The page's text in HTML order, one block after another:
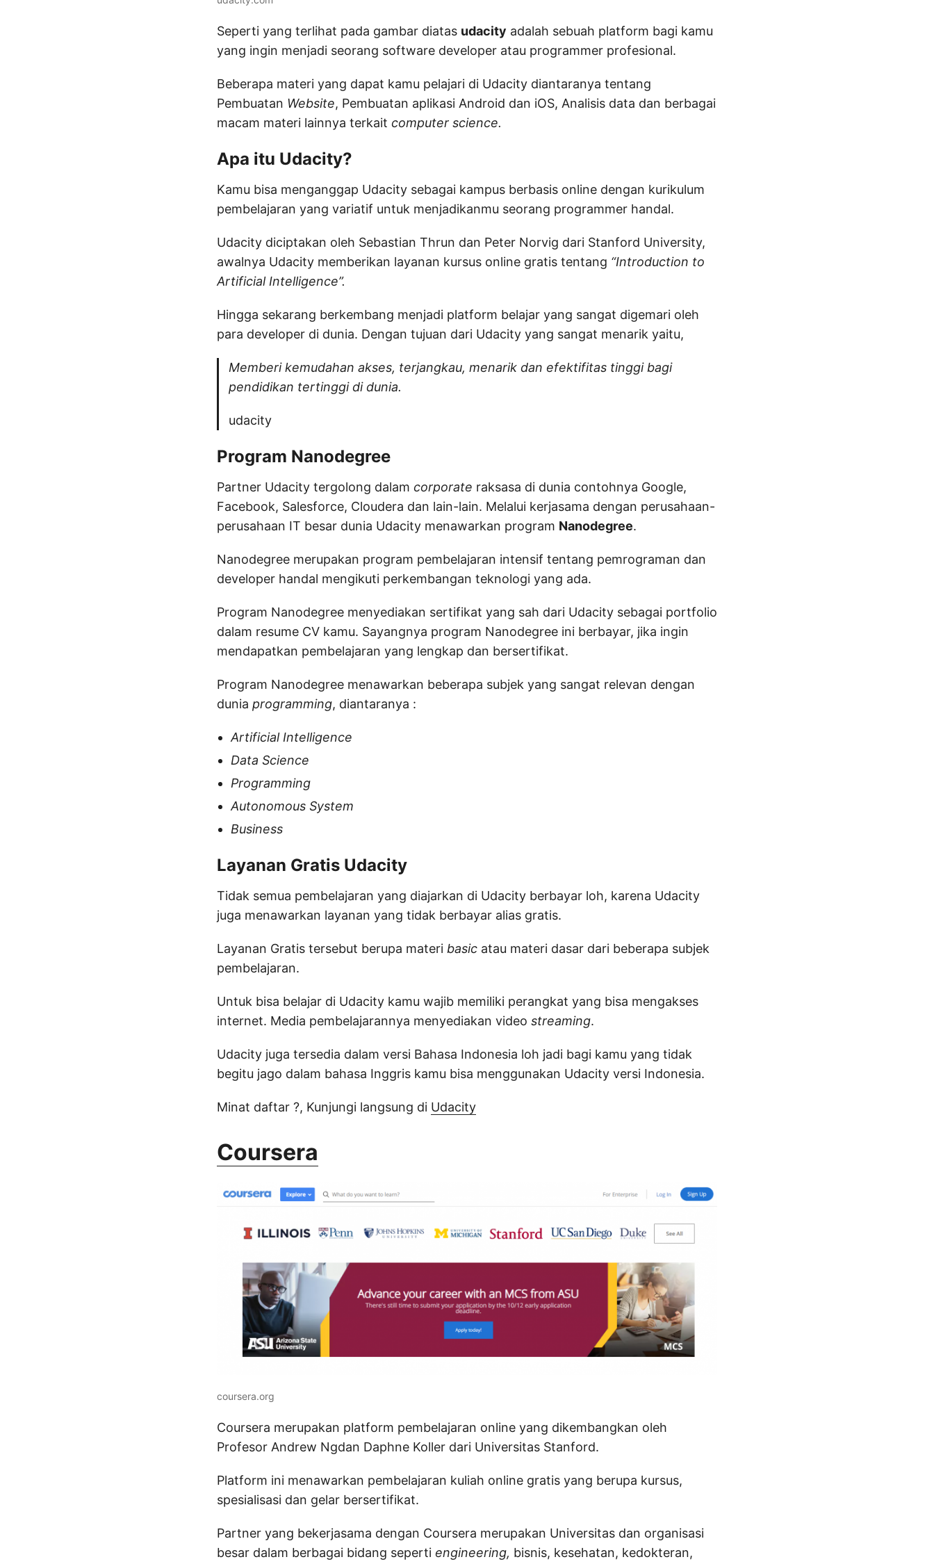
Seperti yang terlihat pada gambar diatas udacity adalah sebuah platform bagi kamu
yang ingin menjadi seorang software developer atau programmer profesional.
Beberapa materi yang dapat kamu pelajari di Udacity diantaranya tentang
Pembuatan Website, Pembuatan aplikasi Android dan iOS, Analisis data dan berbagai
macam materi lainnya terkait computer science.
Apa itu Udacity?
Kamu bisa menganggap Udacity sebagai kampus berbasis online dengan kurikulum
pembelajaran yang variatif untuk menjadikanmu seorang programmer handal.
Udacity diciptakan oleh Sebastian Thrun dan Peter Norvig dari Stanford University,
awalnya Udacity memberikan layanan kursus online gratis tentang “Introduction to
Artificial Intelligence”.
Hingga sekarang berkembang menjadi platform belajar yang sangat digemari oleh
para developer di dunia. Dengan tujuan dari Udacity yang sangat menarik yaitu,
Memberi kemudahan akses, terjangkau, menarik dan efektifitas tinggi bagi
pendidikan tertinggi di dunia.
udacity
Program Nanodegree
Partner Udacity tergolong dalam corporate raksasa di dunia contohnya Google,
Facebook, Salesforce, Cloudera dan lain-lain. Melalui kerjasama dengan perusahaan-
perusahaan IT besar dunia Udacity menawarkan program Nanodegree.
Nanodegree merupakan program pembelajaran intensif tentang pemrograman dan
developer handal mengikuti perkembangan teknologi yang ada.
Program Nanodegree menyediakan sertifikat yang sah dari Udacity sebagai portfolio
dalam resume CV kamu. Sayangnya program Nanodegree ini berbayar, jika ingin
mendapatkan pembelajaran yang lengkap dan bersertifikat.
Program Nanodegree menawarkan beberapa subjek yang sangat relevan dengan
dunia programming, diantaranya :
Artificial Intelligence
Data Science
Programming
Autonomous System
Business
Layanan Gratis Udacity
Tidak semua pembelajaran yang diajarkan di Udacity berbayar loh, karena Udacity
juga menawarkan layanan yang tidak berbayar alias gratis.
Layanan Gratis tersebut berupa materi basic atau materi dasar dari beberapa subjek
pembelajaran.
Untuk bisa belajar di Udacity kamu wajib memiliki perangkat yang bisa mengakses
internet. Media pembelajarannya menyediakan video streaming.
Udacity juga tersedia dalam versi Bahasa Indonesia loh jadi bagi kamu yang tidak
begitu jago dalam bahasa Inggris kamu bisa menggunakan Udacity versi Indonesia.
Minat daftar ?, Kunjungi langsung di Udacity
Coursera
coursera.org
Coursera merupakan platform pembelajaran online yang dikembangkan oleh
Profesor Andrew Ngdan Daphne Koller dari Universitas Stanford.
Platform ini menawarkan pembelajaran kuliah online gratis yang berupa kursus,
spesialisasi dan gelar bersertifikat.
Partner yang bekerjasama dengan Coursera merupakan Universitas dan organisasi
besar dalam berbagai bidang seperti engineering, bisnis, kesehatan, kedokteran,